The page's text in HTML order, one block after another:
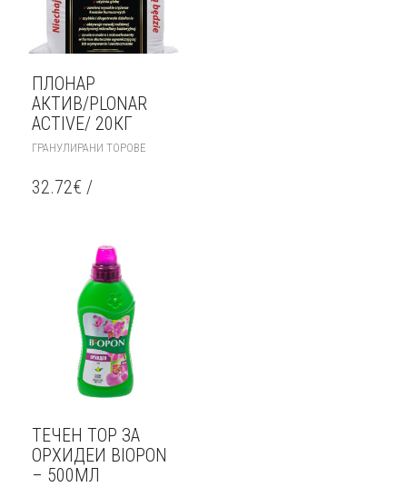
ПЛОНАР
АКТИВ/PLONAR
ACTIVE/ 20КГ
ГРАНУЛИРАНИ ТОРОВЕ
32.72€ /
ТЕЧЕН ТОР ЗА
ОРХИДЕИ BIOPON
– 500МЛ